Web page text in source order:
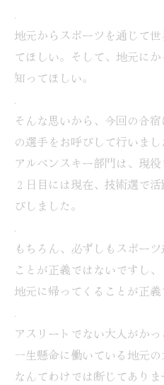
地元からスポーツを通じて
てほしい。そして、地元に
知ってほしい。
そんな思いから、今回の合
の選手をお呼びして行いまし
アルペンスキー部門は、現
２日目には現在、技術選で
びしました。
もちろん、必ずしもスポー
ことが正義ではないですし、
地元に帰ってくることが正義
アスリートでない大人がかっ
一生懸命に働いている地元の
なんてわけでは断じてありま